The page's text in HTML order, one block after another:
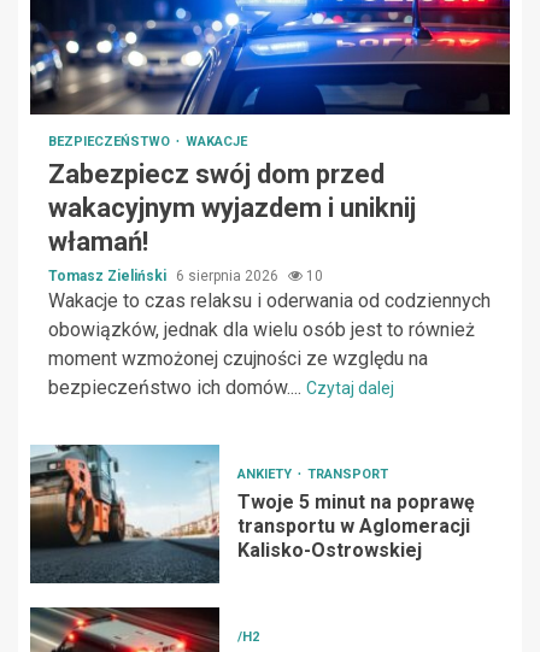
BEZPIECZEŃSTWO WAKACJE
Zabezpiecz swój dom przed
wakacyjnym wyjazdem i uniknij
włamań!
Tomasz Zieliński 6 sierpnia 2026 10
Wakacje to czas relaksu i oderwania od codziennych
obowiązków, jednak dla wielu osób jest to również
moment wzmożonej czujności ze względu na
bezpieczeństwo ich domów.... Czytaj dalej
ANKIETY TRANSPORT
Twoje 5 minut na poprawę
transportu w Aglomeracji
Kalisko-Ostrowskiej
/H2